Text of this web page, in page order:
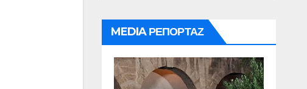
MEDIA ΡΕΠΟΡΤΑΖ